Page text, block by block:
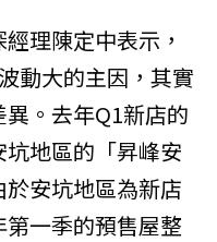
理陳定中表示，
動大的主因，其實
。去年Q1新店的
地區的「昇峰安
安坑地區為新店
一季的預售屋整